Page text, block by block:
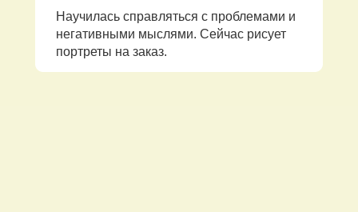
Научилась справляться с проблемами и
негативными мыслями. Сейчас рисует
портреты на заказ.